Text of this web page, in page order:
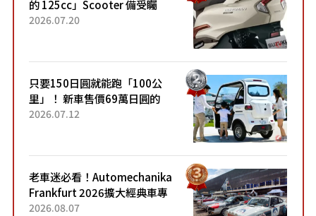
的 125cc」Scooter 備受矚
目！採用全新流線設計與各項
2026.07.20
只要150日圓就能跑「100公
里」！ 新車售價69萬日圓的
「3人座」Trike大受歡迎！ 順
2026.07.12
老車迷必看！Automechanika
Frankfurt 2026擴大經典車專
區 1954年珍稀古董車現場修復
2026.08.07